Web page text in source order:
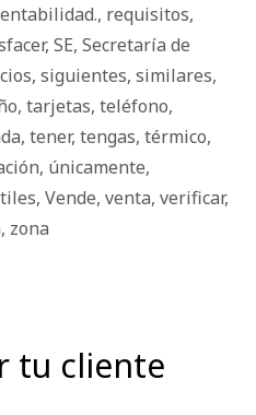
, requisitos,
, SE, Secretaría de
, siguientes, similares,
, tarjetas, teléfono,
, tener, tengas, térmico,
, únicamente,
, Vende, venta, verificar,
, zona
tu cliente